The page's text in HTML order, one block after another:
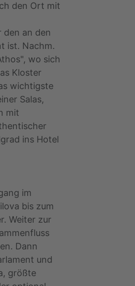
den Ort mit
den an den
ist. Nachm.
wo sich
Kloster
wichtigste
Salas,
mit
ins Hotel
im
bis zum
Weiter zur
Dann
und
größte